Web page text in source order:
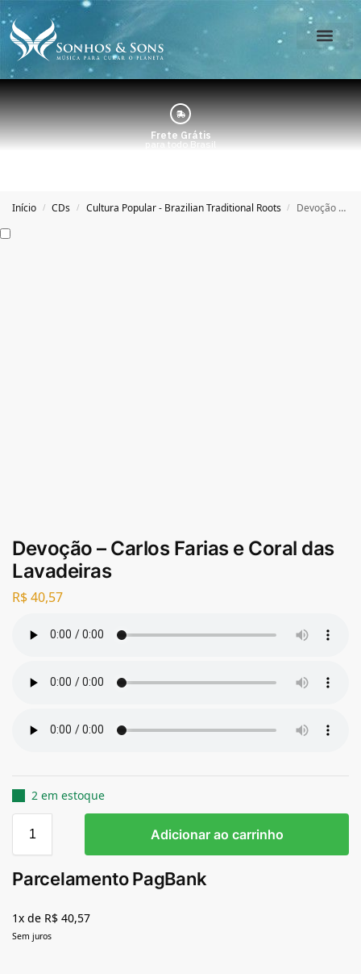
Frete Grátis
para todo Brasil
Início / CDs / Cultura Popular - Brazilian Traditional Roots / Devoção – Carlos Farias e Coral das Lavadeiras
Devoção – Carlos Farias e Coral das
Lavadeiras
R$40,57
2 em estoque
Adicionar ao carrinho
Parcelamento PagBank
1x de R$ 40,57
Sem juros